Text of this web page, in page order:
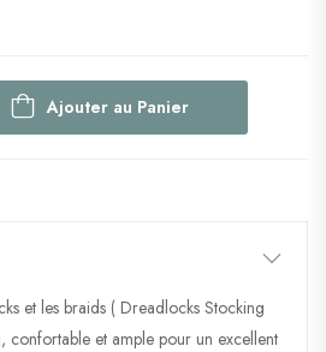
Ajouter au Panier
et les braids ( Dreadlocks Stocking
confortable et ample pour un excellent